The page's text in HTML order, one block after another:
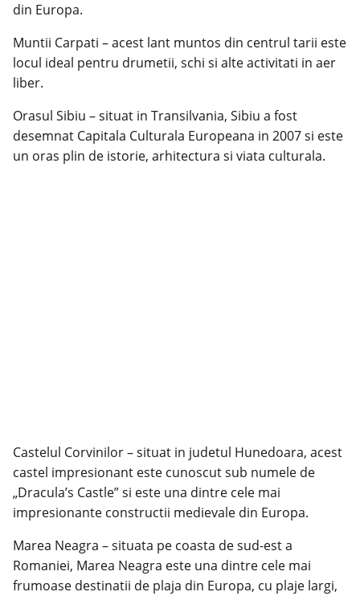
din Europa.
Muntii Carpati – acest lant muntos din centrul tarii este
locul ideal pentru drumetii, schi si alte activitati in aer
liber.
Orasul Sibiu – situat in Transilvania, Sibiu a fost
desemnat Capitala Culturala Europeana in 2007 si este
un oras plin de istorie, arhitectura si viata culturala.
Castelul Corvinilor – situat in judetul Hunedoara, acest
castel impresionant este cunoscut sub numele de
„Dracula’s Castle” si este una dintre cele mai
impresionante constructii medievale din Europa.
Marea Neagra – situata pe coasta de sud-est a
Romaniei, Marea Neagra este una dintre cele mai
frumoase destinatii de plaja din Europa, cu plaje largi,